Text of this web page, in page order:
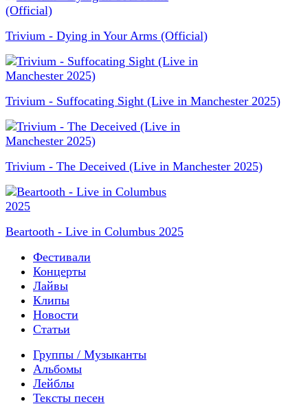
Trivium - Dying in Your Arms (Official)
Trivium - Suffocating Sight (Live in Manchester 2025)
Trivium - The Deceived (Live in Manchester 2025)
Beartooth - Live in Columbus 2025
Фестивали
Концерты
Лайвы
Клипы
Новости
Статьи
Группы / Музыканты
Альбомы
Лейблы
Тексты песен